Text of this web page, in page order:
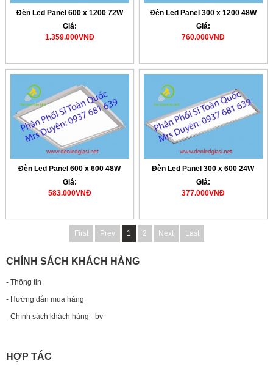
Đèn Led Panel 600 x 1200 72W
Giá:
1.359.000VNĐ
Đèn Led Panel 300 x 1200 48W
Giá:
760.000VNĐ
Đèn Led Panel 600 x 600 48W
Giá:
583.000VNĐ
Đèn Led Panel 300 x 600 24W
Giá:
377.000VNĐ
First Prev 1 2 Next Last
CHÍNH SÁCH KHÁCH HÀNG
- Thông tin
- Hướng dẫn mua hàng
- Chính sách khách hàng - bv
HỢP TÁC